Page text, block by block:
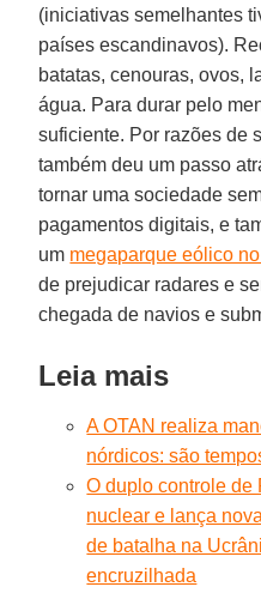
(iniciativas semelhantes
países escandinavos).
batatas, cenouras, ovos,
água. Para durar pelo
suficiente. Por razões de
também deu um passo
tornar uma sociedade
pagamentos digitais, e
um megaparque eólico
de prejudicar radares e
chegada de navios e
Leia mais
A OTAN realiza
nórdicos: são
O duplo controle de
nuclear e lança
de batalha na
encruzilhada